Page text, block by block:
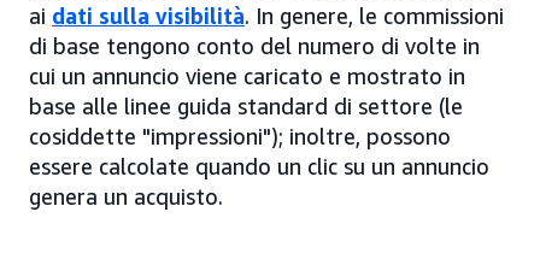
ai dati sulla visibilità. In genere, le commissioni
di base tengono conto del numero di volte in
cui un annuncio viene caricato e mostrato in
base alle linee guida standard di settore (le
cosiddette "impressioni"); inoltre, possono
essere calcolate quando un clic su un annuncio
genera un acquisto.